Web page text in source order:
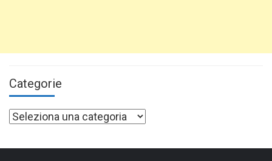
Categorie
Categorie